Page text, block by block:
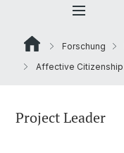
Forschung
Affective Citizenship
Project Leader